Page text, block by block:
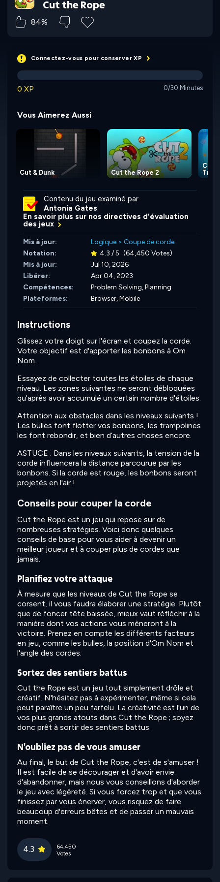
Cut the Rope
84%
Connectez-vous pour conserver XP
0 XP 0/30 Minutes
Vous Aimerez Aussi
Cut & Dunk Cut the Rope 2
Cut
Contenu du jeu examiné par
Antonia Gates
En savoir plus sur nos directives d'évaluation
des jeux
Mis à jour: Logique > Coupe de corde
Notation:
4.3 / 5 (64,450 Votes)
Mis à jour:
Jul 10, 2026
Libérer:
Apr 04, 2023
Compétences:
Problem Solving,Planning
Plateformes:
Browser, Mobile
Instructions
Glissez votre doigt sur l'écran et coupez la corde.
Votre objectif est d'apporter les bonbons à Om
Nom.
Essayez de collecter toutes les étoiles de chaque
niveau. Les zones suivantes ne seront débloquées
qu'après avoir accumulé un certain nombre d'étoiles.
Attention aux obstacles dans les niveaux suivants !
Les bulles font flotter vos bonbons, les trampolines
les font rebondir, et bien d’autres choses encore.
ASTUCE : Dans les niveaux suivants, la tension de la
corde influencera la distance parcourue par les
bonbons. Si la corde est rouge, les bonbons seront
projetés en l'air !
Conseils pour couper la corde
Cut the Rope est un jeu qui repose sur de
nombreuses stratégies. Voici donc quelques
conseils de base pour vous aider à devenir un
meilleur joueur et à couper plus de cordes que
jamais.
Planifiez votre attaque
À mesure que les niveaux de Cut the Rope se
corsent, il vous faudra élaborer une stratégie. Plutôt
que de foncer tête baissée, mieux vaut réfléchir à la
manière dont vos actions vous mèneront à la
victoire. Prenez en compte les différents facteurs
en jeu, comme les bulles, la position d'Om Nom et
l'angle des cordes.
Sortez des sentiers battus
Cut the Rope est un jeu tout simplement drôle et
créatif. N'hésitez pas à expérimenter, même si cela
peut paraître un peu farfelu. La créativité est l'un de
vos plus grands atouts dans Cut the Rope ; soyez
donc prêt à sortir des sentiers battus.
N'oubliez pas de vous amuser
Au final, le but de Cut the Rope, c'est de s'amuser !
Il est facile de se décourager et d'avoir envie
d'abandonner, mais nous vous conseillons d'aborder
le jeu avec légèreté. Si vous forcez trop et que vous
finissez par vous énerver, vous risquez de faire
beaucoup d'erreurs bêtes et de passer un mauvais
moment.
4.3
64,450
Votes